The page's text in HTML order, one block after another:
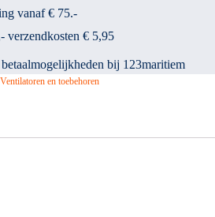
vanaf € 75.-
verzendkosten € 5,95
Ventilatoren en toebehoren